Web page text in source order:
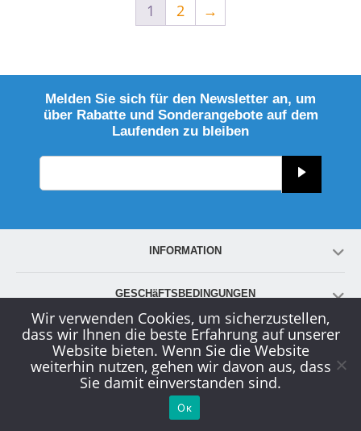
1 2 →
Melden Sie sich für den Newsletter an, um
über Rabatte und Sonderangebote auf dem
Laufenden zu bleiben
INFORMATION
GESCHäFTSBEDINGUNGEN
KONTO
KUNDENDIENST
www.globals-solution.com
Wir verwenden Cookies, um sicherzustellen,
dass wir Ihnen die beste Erfahrung auf unserer
Website bieten. Wenn Sie die Website
weiterhin nutzen, gehen wir davon aus, dass
Sie damit einverstanden sind.
Ок